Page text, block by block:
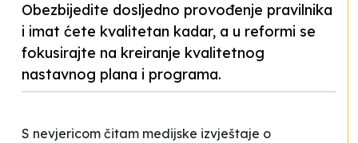
Obezbijedite dosljedno provođenje pravilnika
i imat ćete kvalitetan kadar, a u reformi se
fokusirajte na kreiranje kvalitetnog
nastavnog plana i programa.
S nevjericom čitam medijske izvještaje o